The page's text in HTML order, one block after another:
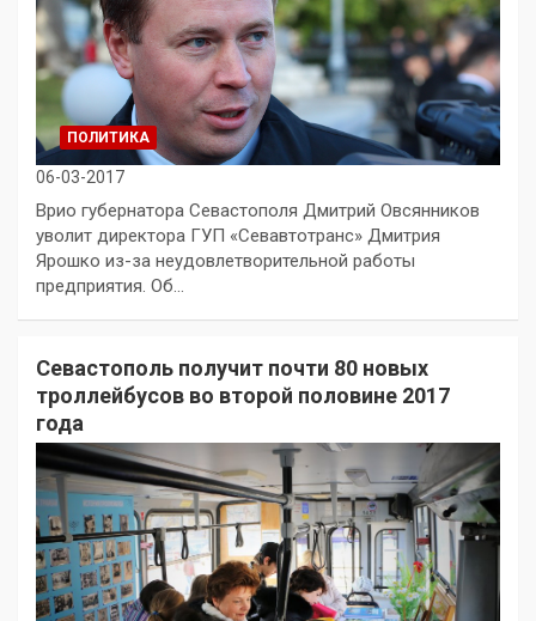
ПОЛИТИКА
06-03-2017
Врио губернатора Севастополя Дмитрий Овсянников
уволит директора ГУП «Севавтотранс» Дмитрия
Ярошко из-за неудовлетворительной работы
предприятия. Об…
Севастополь получит почти 80 новых
троллейбусов во второй половине 2017
года